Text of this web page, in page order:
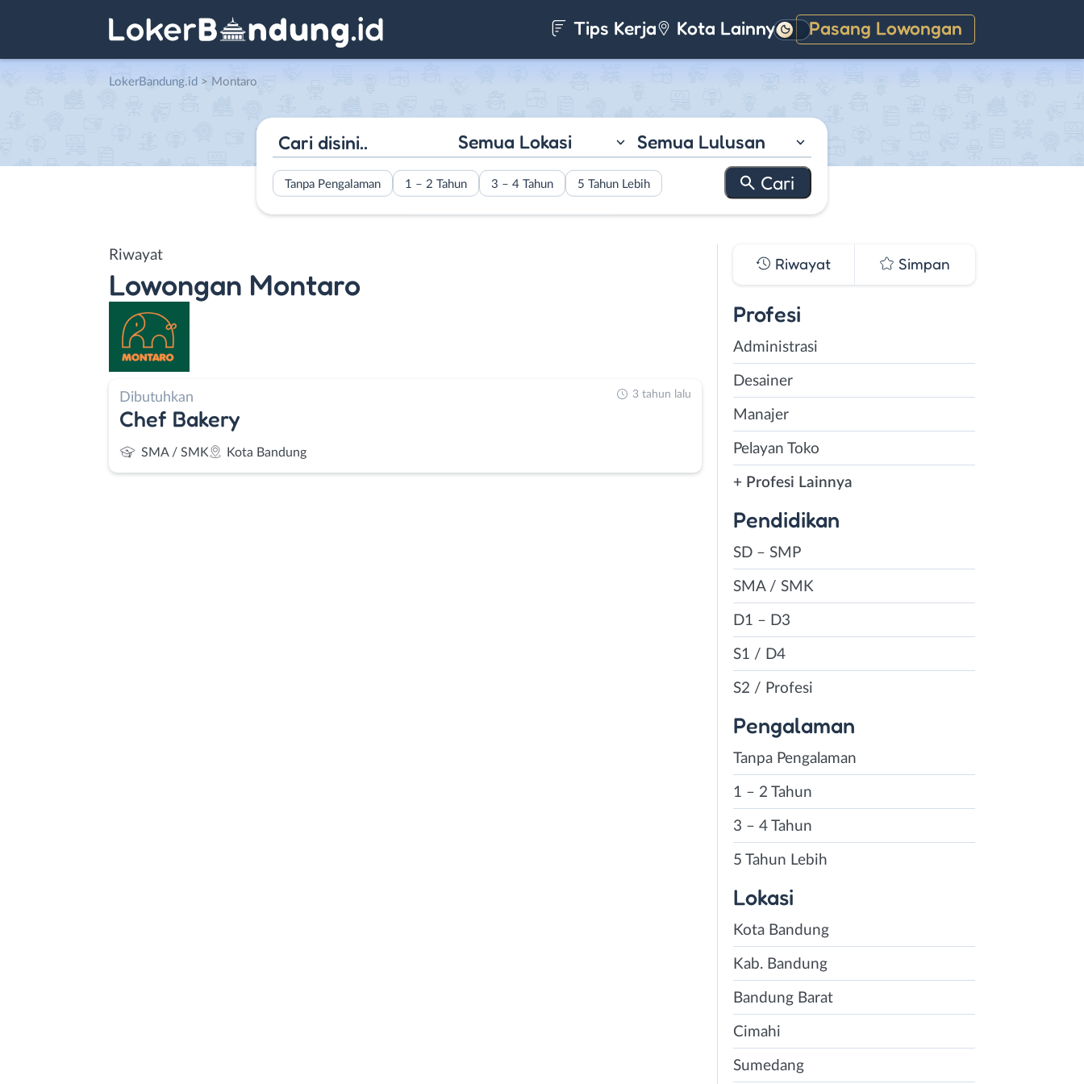
Tips Kerja Kota Lainnya Pasang Lowongan
Gelap
LokerBandung.id > Montaro
Semua Lokasi Semua Lulusan
Tanpa Pengalaman 1 – 2 Tahun 3 – 4 Tahun 5 Tahun Lebih
Riwayat
Lowongan Montaro
Dibutuhkan
Chef Bakery
SMA / SMK Kota Bandung
3 tahun lalu
Riwayat Simpan
Profesi
Administrasi
Desainer
Manajer
Pelayan Toko
+ Profesi Lainnya
Pendidikan
SD – SMP
SMA / SMK
D1 – D3
S1 / D4
S2 / Profesi
Pengalaman
Tanpa Pengalaman
1 – 2 Tahun
3 – 4 Tahun
5 Tahun Lebih
Lokasi
Kota Bandung
Kab. Bandung
Bandung Barat
Cimahi
Sumedang